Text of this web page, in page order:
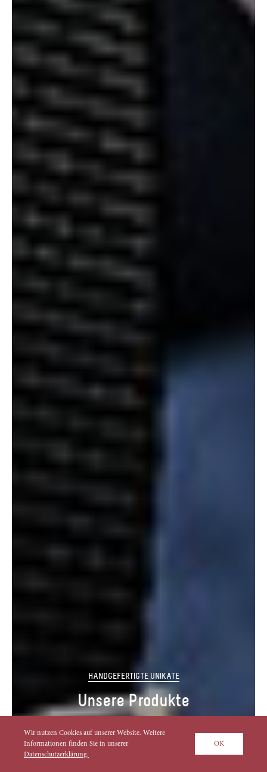
HANDGEFERTIGTE UNIKATE
Unsere Produkte
Wir nutzen Cookies auf unserer Website. Weitere
Informationen finden Sie in unserer
Datenschutzerklärung.
OK